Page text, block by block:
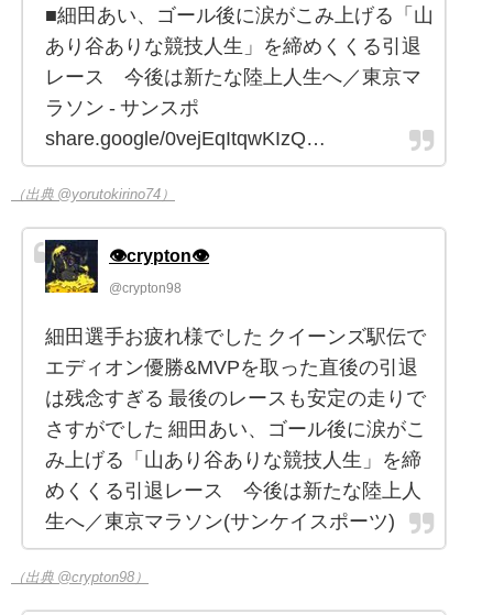
■細田あい、ゴール後に涙がこみ上げる「山
あり谷ありな競技人生」を締めくくる引退
レース 今後は新たな陸上人生へ／東京マ
ラソン - サンスポ
share.google/0vejEqItqwKIzQ…
（出典 @yorutokirino74）
👁crypton👁
@crypton98
細田選手お疲れ様でした クイーンズ駅伝で
エディオン優勝&MVPを取った直後の引退
は残念すぎる 最後のレースも安定の走りで
さすがでした 細田あい、ゴール後に涙がこ
み上げる「山あり谷ありな競技人生」を締
めくくる引退レース 今後は新たな陸上人
生へ／東京マラソン(サンケイスポーツ)
（出典 @crypton98）